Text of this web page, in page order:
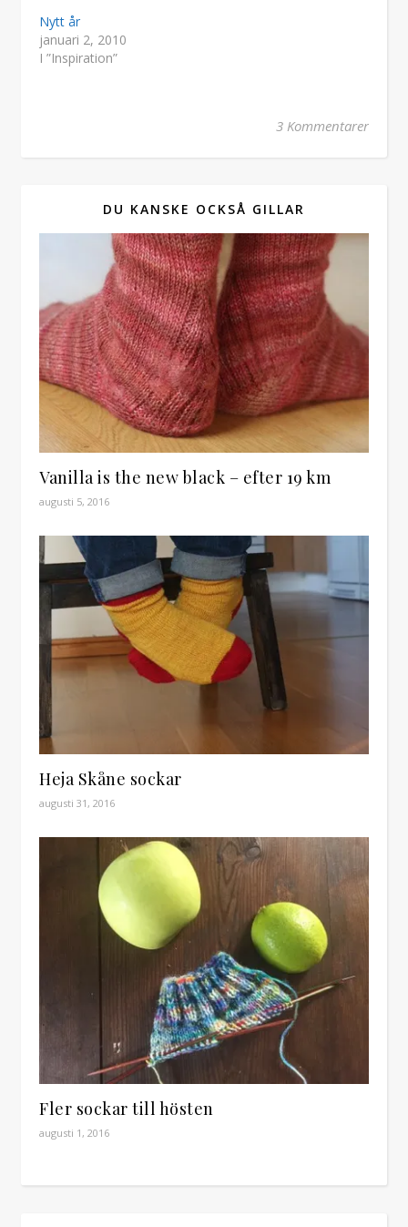
Nytt år
januari 2, 2010
I ”Inspiration”
3 Kommentarer
DU KANSKE OCKSÅ GILLAR
Vanilla is the new black – efter 19 km
augusti 5, 2016
Heja Skåne sockar
augusti 31, 2016
Fler sockar till hösten
augusti 1, 2016